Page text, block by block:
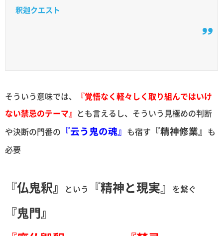
釈迦クエスト
そういう意味では、
『覚悟なく軽々しく取り組んではいけ
ない禁忌のテーマ』 とも言えるし、そういう見極めの判断
や決断の門番の 『云う鬼の魂』 も宿す 『精神修業』 も
必要
『仏鬼釈』 という 『精神と現実』 を繋ぐ
『鬼門』